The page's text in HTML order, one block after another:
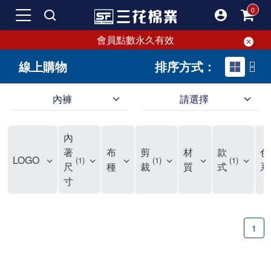
會員點數永久有效
線上購物 排序方式：
內褲 請選擇
LOGO
內
著
尺
寸
1
布
種
剪
裁 1
材
質
款
式 1
色
系
1